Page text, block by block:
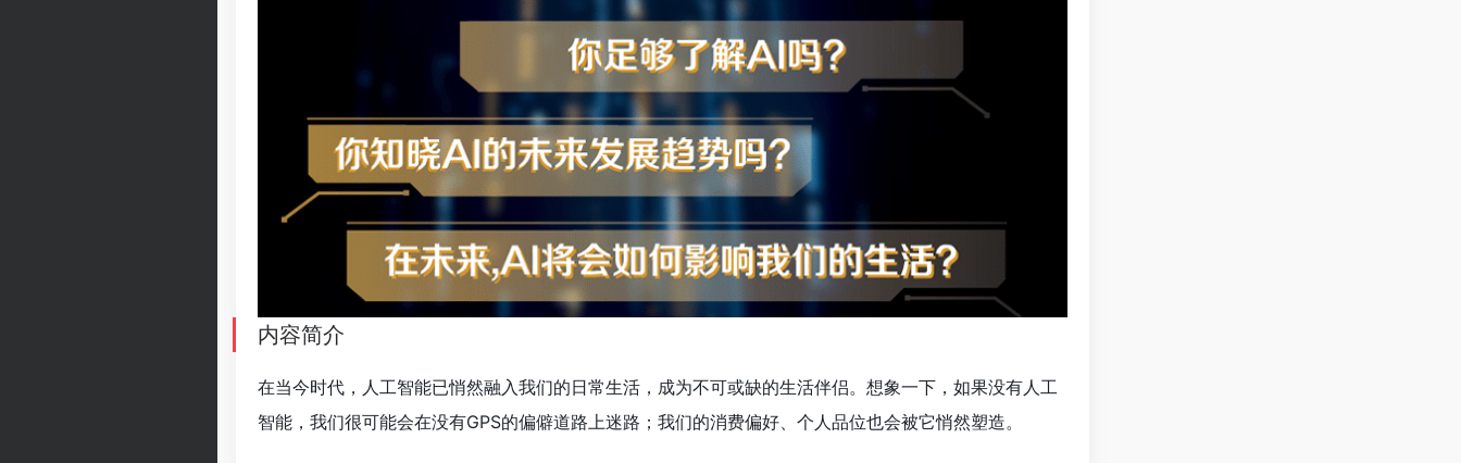
内容简介
在当今时代，人工智能已悄然融入我们的日常生活，成为不可或缺的生活伴侣。想象一下，如果没有人工
智能，我们很可能会在没有GPS的偏僻道路上迷路；我们的消费偏好、个人品位也会被它悄然塑造。